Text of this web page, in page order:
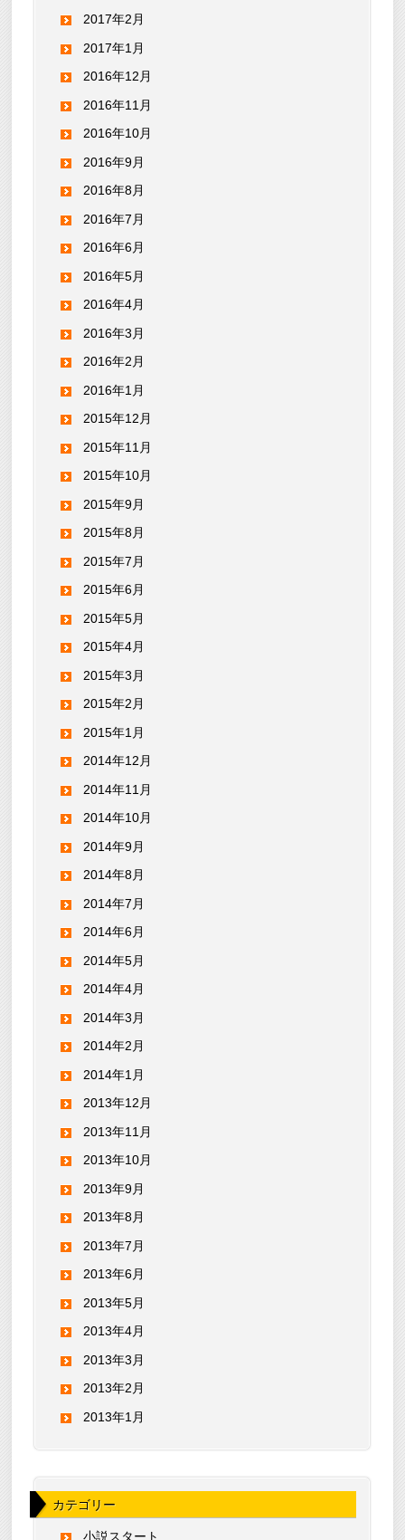
2017年2月
2017年1月
2016年12月
2016年11月
2016年10月
2016年9月
2016年8月
2016年7月
2016年6月
2016年5月
2016年4月
2016年3月
2016年2月
2016年1月
2015年12月
2015年11月
2015年10月
2015年9月
2015年8月
2015年7月
2015年6月
2015年5月
2015年4月
2015年3月
2015年2月
2015年1月
2014年12月
2014年11月
2014年10月
2014年9月
2014年8月
2014年7月
2014年6月
2014年5月
2014年4月
2014年3月
2014年2月
2014年1月
2013年12月
2013年11月
2013年10月
2013年9月
2013年8月
2013年7月
2013年6月
2013年5月
2013年4月
2013年3月
2013年2月
2013年1月
カテゴリー
小説スタート